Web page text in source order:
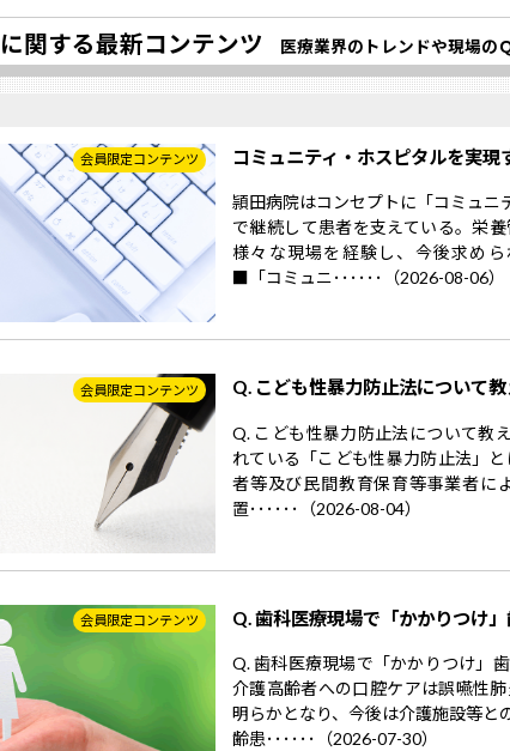
関する最新コンテンツ 医療業界のトレンドや現場の
会員限定コンテンツ コミュニティ・ホスピタルを実現
頴田病院はコンセプトに「コミュニ
で継続して患者を支えている。栄
様々な現場を経験し、今後求め
■「コミュニ･･････（2026-08-06）
会員限定コンテンツ Q. こども性暴力防止法について教
Q. こども性暴力防止法について教
れている「こども性暴力防止法」
者等及び民間教育保育等事業者に
置･･････（2026-08-04）
会員限定コンテンツ Q. 歯科医療現場で「かかりつけ
Q. 歯科医療現場で「かかりつけ」
介護高齢者への口腔ケアは誤嚥性
明らかとなり、今後は介護施設等と
齢患･･････（2026-07-30）